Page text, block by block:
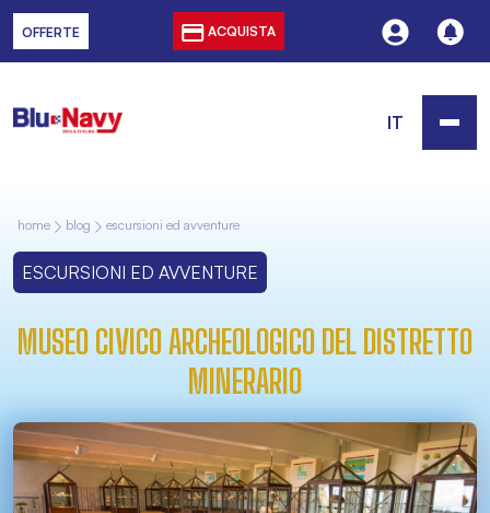
OFFERTE ACQUISTA
IT
home blog escursioni ed avventure
ESCURSIONI ED AVVENTURE
MUSEO CIVICO ARCHEOLOGICO DEL DISTRETTO
MINERARIO